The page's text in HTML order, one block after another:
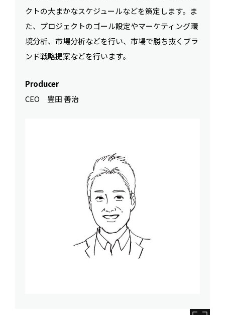
クトの大まかなスケジュールなどを策定します。ま
た、プロジェクトのゴール設定やマーケティング環
境分析、市場分析などを行い、市場で勝ち抜くブラ
ンド戦略提案などを行います。
Producer
CEO 豊田 善治